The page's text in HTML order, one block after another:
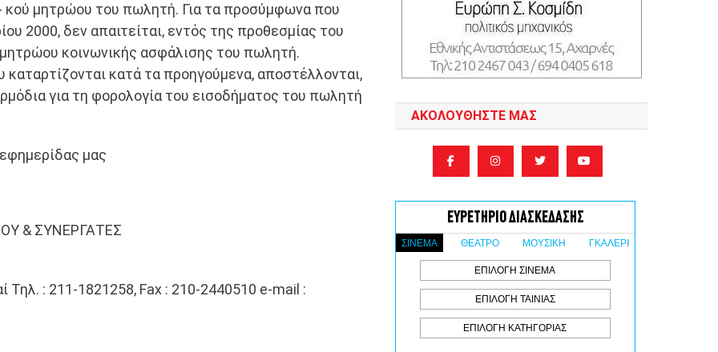
κού μητρώου του πωλητή. Για τα προσύμφωνα που
2000, δεν απαιτείται, εντός της προθεσμίας του
κοινωνικής ασφάλισης του πωλητή.
κατά τα προηγούμενα, αποστέλλονται,
για τη φορολογία του εισοδήματος του πωλητή
μας
& ΣΥΝΕΡΓΑΤΕΣ
Τηλ. : 211-1821258, Fax : 210-2440510 e-mail :
ΑΚΟΛΟΥΘΉΣΤΕ ΜΑΣ